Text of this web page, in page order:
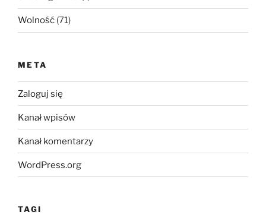
Wolność (71)
META
Zaloguj się
Kanał wpisów
Kanał komentarzy
WordPress.org
TAGI